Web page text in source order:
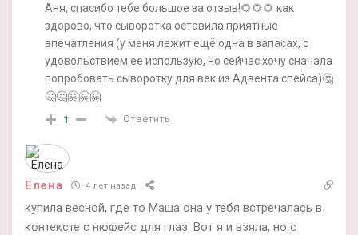
Аня, спасибо тебе большое за отзыв!🌻🌻🌻 как
здорово, что сыворотка оставила приятные
впечатления (у меня лежит ещё одна в запасах, с
удовольствием ее использую, но сейчас хочу сначала
попробовать сыворотку для век из Адвента спейса)🤔
🤔🤔🤗🤗🤗
1 Ответить
Елена 4 лет назад
купила весной, где то Маша она у тебя встречалась в
контексте с нюфейс для глаз. Вот я и взяла, но с